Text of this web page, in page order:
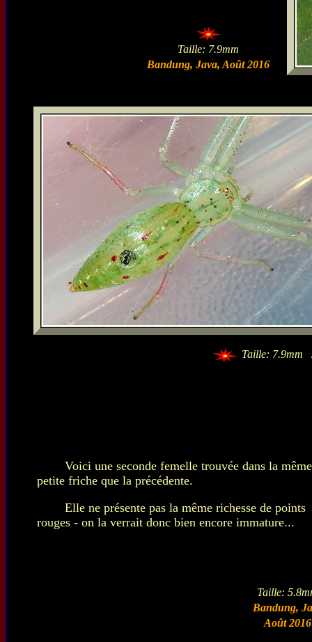
Taille: 7.9mm
Bandung, Java, Août 2016
Taille: 7.9mm
Voici une seconde femelle trouvée dans la même
petite friche que la précédente.
Elle ne présente pas la même richesse de points
rouges - on la verrait donc bien encore immature...
Taille:
Bandung,
Août 2016